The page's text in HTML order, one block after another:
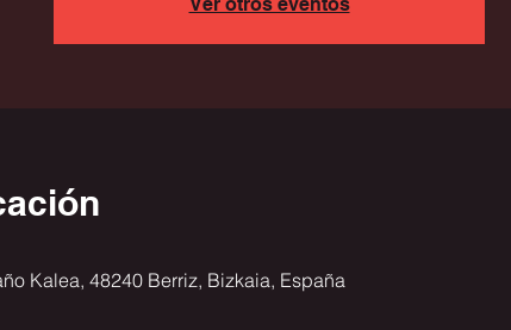
Kalea, 48240 Berriz, Bizkaia, España